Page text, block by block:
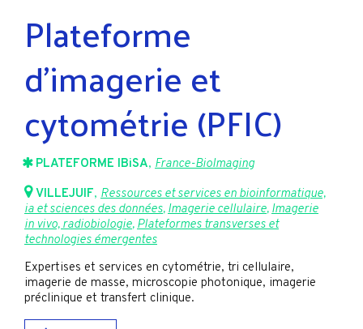
Plateforme
d’imagerie et
cytométrie (PFIC)
PLATEFORME IBiSA, France-BioImaging
VILLEJUIF, Ressources et services en bioinformatique,
ia et sciences des données,Imagerie cellulaire,Imagerie
in vivo, radiobiologie,Plateformes transverses et
technologies émergentes
Expertises et services en cytométrie, tri cellulaire,
imagerie de masse, microscopie photonique, imagerie
préclinique et transfert clinique.